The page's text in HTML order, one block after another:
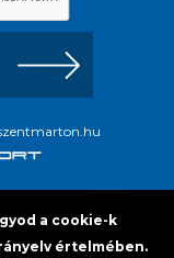
a cookie-k
értelmében.